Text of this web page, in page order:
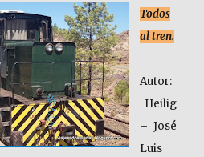
Todos
al tren.
Autor:
Heilig
– José
Luis